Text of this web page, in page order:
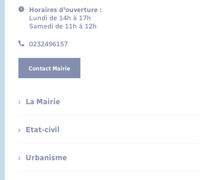
Horaires d'ouverture :
Lundi de 14h à 17h
Samedi de 11h à 12h
0232496157
Contact Mairie
La Mairie
Etat-civil
Urbanisme